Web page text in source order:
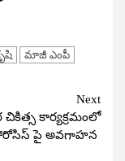
మాజీ ఎంపీ
Next
కార్యక్రమంలో
పై అవగాహన